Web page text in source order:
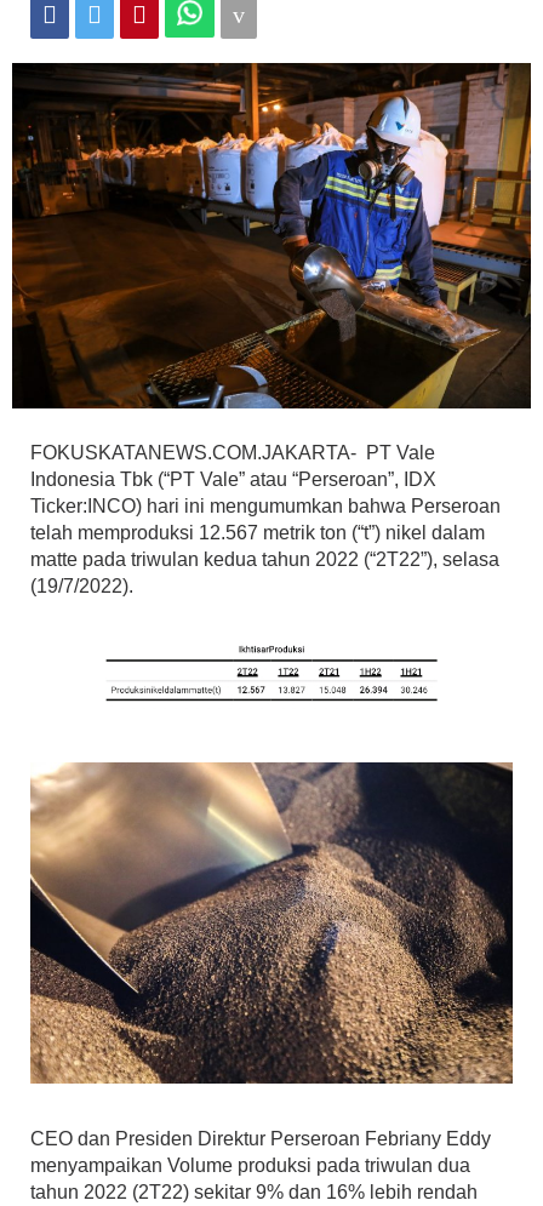
FOKUSKATANEWS.COM.JAKARTA- PT Vale
Indonesia Tbk (“PT Vale” atau “Perseroan”, IDX
Ticker:INCO) hari ini mengumumkan bahwa Perseroan
telah memproduksi 12.567 metrik ton (“t”) nikel dalam
matte pada triwulan kedua tahun 2022 (“2T22”), selasa
(19/7/2022).
CEO dan Presiden Direktur Perseroan Febriany Eddy
menyampaikan Volume produksi pada triwulan dua
tahun 2022 (2T22) sekitar 9% dan 16% lebih rendah